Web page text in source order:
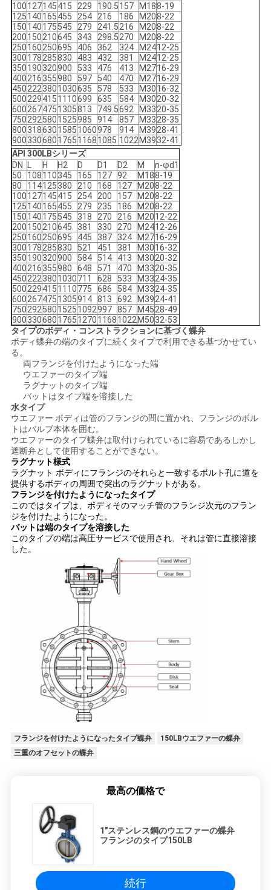
100127145415 229 190.5157 M188-19
125140165455 254 216 186 M208-22
150140175545 279 241.5216 M208-22
200150210645 343 298.5270 M208-22
250160250695 406 362 324 M2412-25
300178285830 483 432 381 M2412-25
350190320900 533 476 413 M2716-29
400216355980 597 540 470 M2716-29
4502223801030635 578 533 M3016-32
5002294151110699 635 584 M3020-32
6002674751305813 749.5692 M3320-35
7502925801525985 914 857 M3328-35
80031863015851060978 914 M3928-41
900330680176511681085 1022M3932-41
API 300LBシリーズ
DN
L H H2 D D1 D2 M
n-φd1
50
108110345 165 127 92 M188-19
80
114125380 210 168 127 M208-22
100127145415 254 200 157 M208-22
125140165455 279 235 186 M208-22
150140175545 318 270 216 M2012-22
200150210645 381 330 270 M2412-26
250160250695 445 387 324 M2716-29
300178285830 521 451 381 M3016-32
350190320900 584 514 413 M3020-32
400216355980 648 571 470 M3320-35
4502223801030711 628 533 M3324-35
5002294151110775 686 584 M3324-35
6002674751305914 813 692 M3924-41
75029258015251092997 857 M4528-49
9003306801765127011681022M5032-53
タイプのボディ・コンストラクションに基づく蝶弁
ボディ蝶弁の端のタイプに続くタイプで利用できる基づかせてい
る。
両フランジを付けたようになった端
ウエファーのタイプ端
ラグナットのタイプ端
バットはタイプ端を溶接した
水タイプ
ウエファー ボディは管のフランジの間に置かれ、フランジのボル
トはバルブ本体を囲む。
ウエファーのタイプ蝶弁は取付けられているに容易であるしかし
遮断弁として使用することができない。
ラグナット様式
ラグナット ボディにフランジのそれらと一致するボルト孔に道を
提供するボディの周囲で突出のラグナットがある。
フランジを付けたようになったタイプ
このではタイプは、ボディそのマッチ管のフランジ次元のフラン
ジを付けたようになった。
バットは端のタイプを溶接した
このタイプの端は高圧サービスで使用され、それは管に直接溶接
した。
フランジを付けたようになったタイプ蝶弁
150LBウエファーの蝶弁
三重のオフセットの蝶弁
最高の価格で
1"ステンレス鋼のウエファーの蝶弁
フランジのタイプ150LB
続行